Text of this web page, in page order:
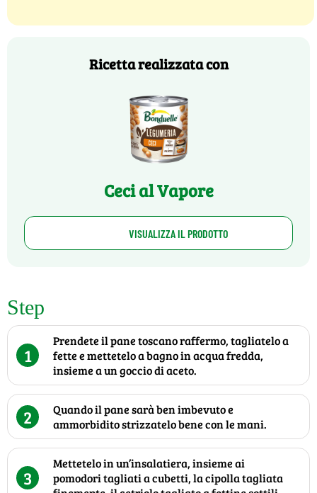
Ricetta realizzata con
Ceci al Vapore
VISUALIZZA IL PRODOTTO
Step
1
Prendete il pane toscano raffermo, tagliatelo a
fette e mettetelo a bagno in acqua fredda,
insieme a un goccio di aceto.
2
Quando il pane sarà ben imbevuto e
ammorbidito strizzatelo bene con le mani.
3
Mettetelo in un’insalatiera, insieme ai
pomodori tagliati a cubetti, la cipolla tagliata